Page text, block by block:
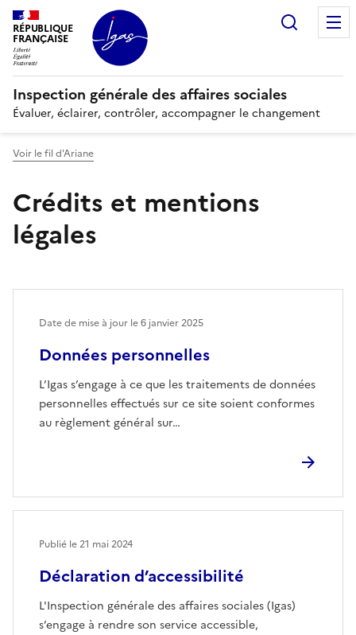
Panneau de gestion des cookies
RÉPUBLIQUE
FRANÇAISE
Inspection générale des affaires sociales
Évaluer, éclairer, contrôler, accompagner le changement
Voir le fil d'Ariane
Crédits et mentions
légales
Données personnelles
L’Igas s’engage à ce que les traitements de données
personnelles effectués sur ce site soient conformes
au règlement général sur…
Date de mise à jour le6 janvier 2025
Déclaration d’accessibilité
L'Inspection générale des affaires sociales (Igas)
s’engage à rendre son service accessible,
Publié le21 mai 2024